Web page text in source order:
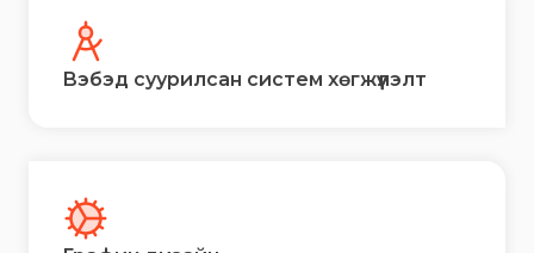
Вэбэд суурилсан систем хөгжүүлэлт